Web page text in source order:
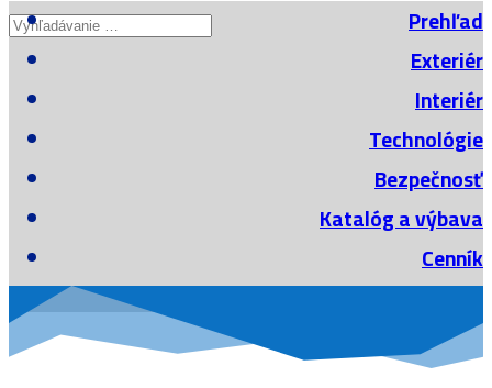
Prehľad
Exteriér
Interiér
Technológie
Bezpečnosť
Katalóg a výbava
Cenník